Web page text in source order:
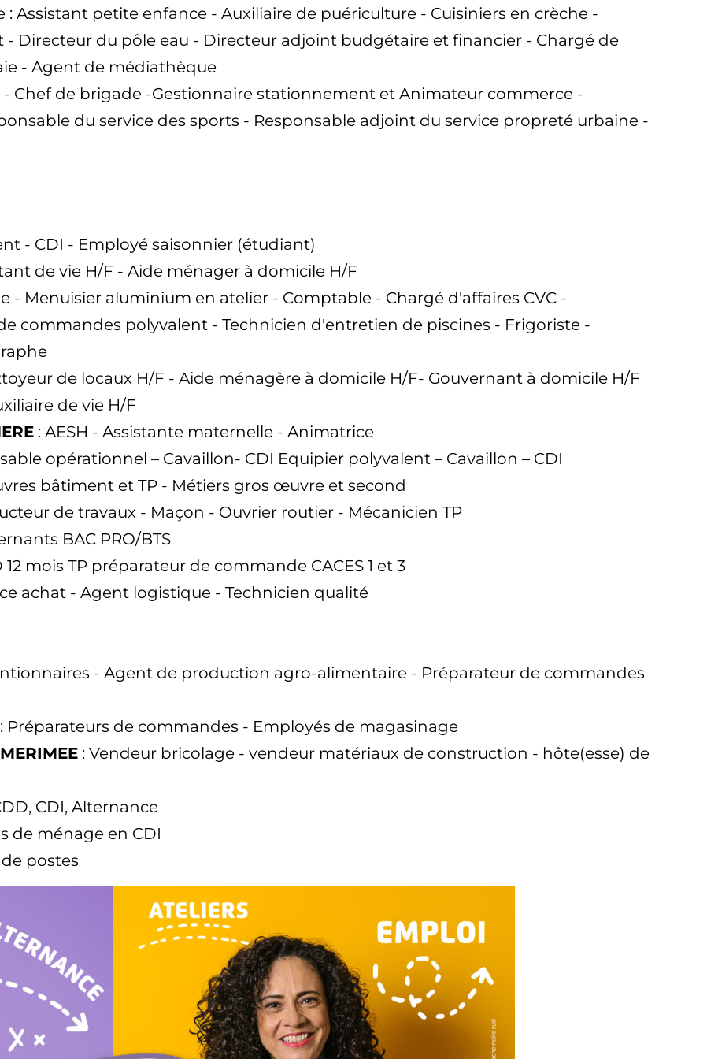
Assistant petite enfance - Auxiliaire de puériculture - Cuisiniers en crèche -
- Directeur du pôle eau - Directeur adjoint budgétaire et financier - Chargé de
- Agent de médiathèque
- Chef de brigade -Gestionnaire stationnement et Animateur commerce -
du service des sports - Responsable adjoint du service propreté urbaine -
- CDI - Employé saisonnier (étudiant)
de vie H/F - Aide ménager à domicile H/F
- Menuisier aluminium en atelier - Comptable - Chargé d'affaires CVC -
commandes polyvalent - Technicien d'entretien de piscines - Frigoriste -
de locaux H/F - Aide ménagère à domicile H/F- Gouvernant à domicile H/F
de vie H/F
: AESH - Assistante maternelle - Animatrice
opérationnel – Cavaillon- CDI Equipier polyvalent – Cavaillon – CDI
bâtiment et TP - Métiers gros œuvre et second
de travaux - Maçon - Ouvrier routier - Mécanicien TP
BAC PRO/BTS
12 mois TP préparateur de commande CACES 1 et 3
achat - Agent logistique - Technicien qualité
- Agent de production agro-alimentaire - Préparateur de commandes
: Préparateurs de commandes - Employés de magasinage
: Vendeur bricolage - vendeur matériaux de construction - hôte(esse) de
CDI, Alternance
de ménage en CDI
postes